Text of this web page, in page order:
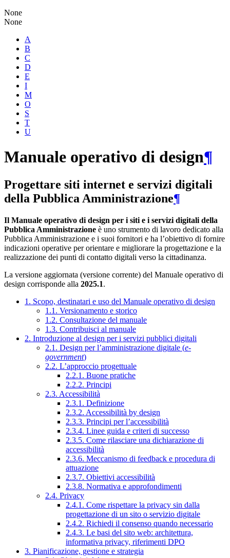
None
None
A
B
C
D
E
I
M
O
S
T
U
Manuale operativo di design¶
Progettare siti internet e servizi digitali
della Pubblica Amministrazione¶
Il Manuale operativo di design per i siti e i servizi digitali della
Pubblica Amministrazione è uno strumento di lavoro dedicato alla
Pubblica Amministrazione e i suoi fornitori e ha l’obiettivo di fornire
indicazioni operative per orientare e migliorare la progettazione e la
realizzazione dei punti di contatto digitali verso la cittadinanza.
La versione aggiornata (versione corrente) del Manuale operativo di
design corrisponde alla 2025.1.
1. Scopo, destinatari e uso del Manuale operativo di design
1.1. Versionamento e storico
1.2. Consultazione del manuale
1.3. Contribuisci al manuale
2. Introduzione al design per i servizi pubblici digitali
2.1. Design per l’amministrazione digitale (e-
government)
2.2. L’approccio progettuale
2.2.1. Buone pratiche
2.2.2. Principi
2.3. Accessibilità
2.3.1. Definizione
2.3.2. Accessibilità by design
2.3.3. Principi per l’accessibilità
2.3.4. Linee guida e criteri di successo
2.3.5. Come rilasciare una dichiarazione di
accessibilità
2.3.6. Meccanismo di feedback e procedura di
attuazione
2.3.7. Obiettivi accessibilità
2.3.8. Normativa e approfondimenti
2.4. Privacy
2.4.1. Come rispettare la privacy sin dalla
progettazione di un sito o servizio digitale
2.4.2. Richiedi il consenso quando necessario
2.4.3. Le basi del sito web: architettura,
informativa privacy, riferimenti DPO
3. Pianificazione, gestione e strategia